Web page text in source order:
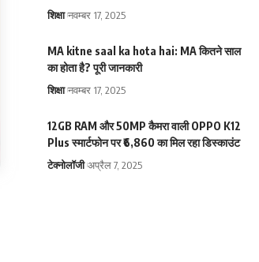
शिक्षा नवम्बर 17, 2025
MA kitne saal ka hota hai: MA कितने साल
का होता है? पूरी जानकारी
शिक्षा नवम्बर 17, 2025
12GB RAM और 50MP कैमरा वाली OPPO K12
Plus स्मार्टफोन पर ₹6,860 का मिल रहा डिस्काउंट
टेक्नोलॉजी अप्रैल 7, 2025